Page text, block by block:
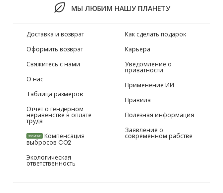
МЫ ЛЮБИМ НАШУ ПЛАНЕТУ
Доставка и возврат
Оформить возврат
Свяжитесь с нами
О нас
Таблица размеров
Отчет о гендерном
неравенстве в оплате
труда
НОВИНКИ Компенсация
выбросов CO2
Экологическая
ответственность
Как сделать подарок
Карьера
Уведомление о
приватности
Применение ИИ
Правила
Полезная информация
Заявление о
современном рабстве